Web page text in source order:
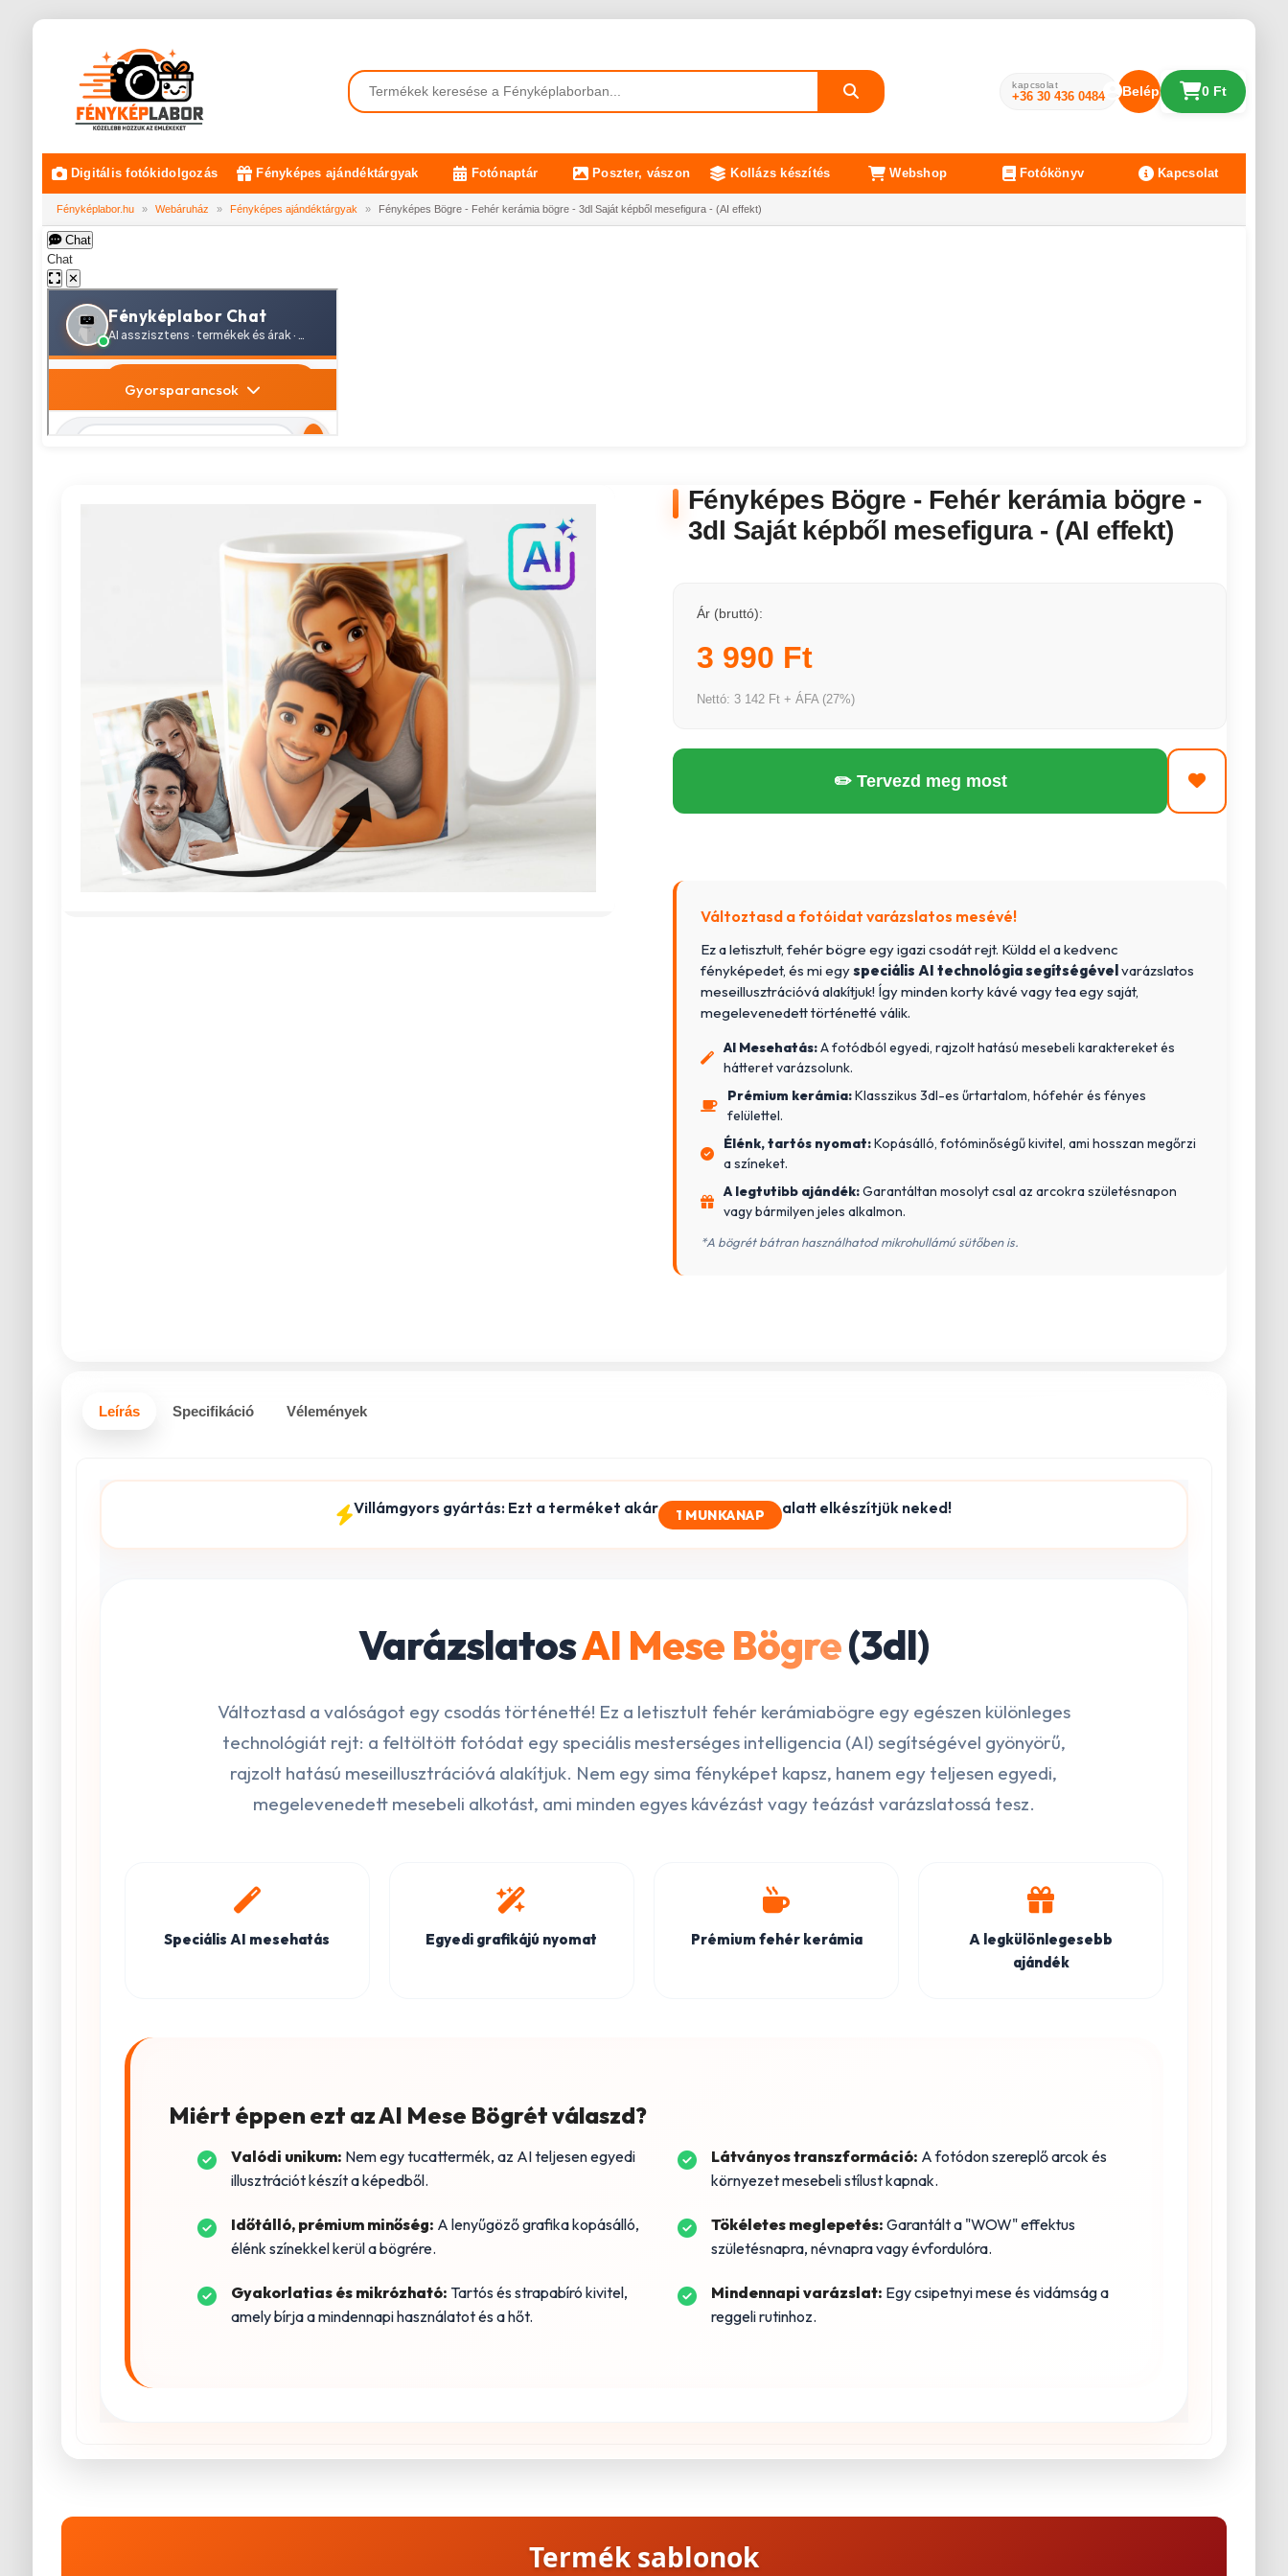
kapcsolat
+36 30 436 0484 Belépés 0 Ft
Digitális fotókidolgozás Fényképes ajándéktárgyak Fotónaptár Poszter, vászon Kollázs készítés Webshop Fotókönyv Kapcsolat
Fényképlabor.hu » Webáruház » Fényképes ajándéktárgyak » Fényképes Bögre - Fehér kerámia bögre - 3dl Saját képből mesefigura - (AI effekt)
Chat
Chat
✕
Fényképes Bögre - Fehér kerámia bögre -
3dl Saját képből mesefigura - (AI effekt)
Ár (bruttó):
3 990 Ft
Nettó: 3 142 Ft + ÁFA (27%)
✏️ Tervezd meg most
Változtasd a fotóidat varázslatos mesévé!
Ez a letisztult, fehér bögre egy igazi csodát rejt. Küldd el a kedvenc
fényképedet, és mi egyspeciális AI technológia segítségévelvarázslatos
meseillusztrációvá alakítjuk! Így minden korty kávé vagy tea egy saját,
megelevenedett történetté válik.
AI Mesehatás:A fotódból egyedi, rajzolt hatású mesebeli karaktereket és
hátteret varázsolunk.
Prémium kerámia:Klasszikus 3dl-es űrtartalom, hófehér és fényes
felülettel.
Élénk, tartós nyomat:Kopásálló, fotóminőségű kivitel, ami hosszan megőrzi
a színeket.
A legtutibb ajándék:Garantáltan mosolyt csal az arcokra születésnapon
vagy bármilyen jeles alkalmon.
*A bögrét bátran használhatod mikrohullámú sütőben is.
Leírás Specifikáció Vélemények
Villámgyors gyártás: Ezt a terméket akár 1 MUNKANAP alatt elkészítjük neked!
VarázslatosAI Mese Bögre(3dl)
Változtasd a valóságot egy csodás történetté! Ez a letisztult fehér kerámiabögre egy egészen különleges
technológiát rejt: a feltöltött fotódat egy speciális mesterséges intelligencia (AI) segítségével gyönyörű,
rajzolt hatású meseillusztrációvá alakítjuk. Nem egy sima fényképet kapsz, hanem egy teljesen egyedi,
megelevenedett mesebeli alkotást, ami minden egyes kávézást vagy teázást varázslatossá tesz.
Speciális AI mesehatás Egyedi grafikájú nyomat Prémium fehér kerámia
A legkülönlegesebb
ajándék
Miért éppen ezt az AI Mese Bögrét válaszd?
Valódi unikum: Nem egy tucattermék, az AI teljesen egyedi
illusztrációt készít a képedből.
Látványos transzformáció: A fotódon szereplő arcok és
környezet mesebeli stílust kapnak.
Időtálló, prémium minőség: A lenyűgöző grafika kopásálló,
élénk színekkel kerül a bögrére.
Tökéletes meglepetés: Garantált a "WOW" effektus
születésnapra, névnapra vagy évfordulóra.
Gyakorlatias és mikrózható: Tartós és strapabíró kivitel,
amely bírja a mindennapi használatot és a hőt.
Mindennapi varázslat: Egy csipetnyi mese és vidámság a
reggeli rutinhoz.
Termék sablonok